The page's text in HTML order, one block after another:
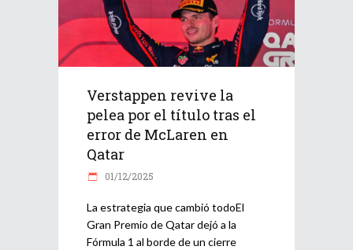
Verstappen revive la
pelea por el título tras el
error de McLaren en
Qatar
01/12/2025
La estrategia que cambió todoEl
Gran Premio de Qatar dejó a la
Fórmula 1 al borde de un cierre